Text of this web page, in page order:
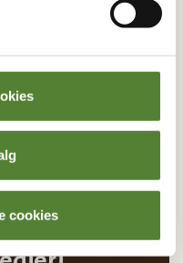
cookies
godtar du våre
på